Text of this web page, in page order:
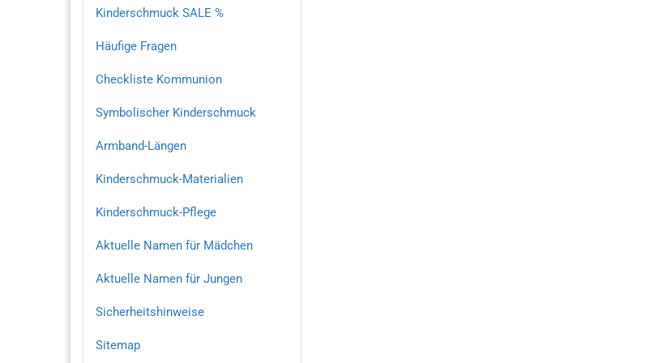
Kinderschmuck SALE %
Häufige Fragen
Checkliste Kommunion
Symbolischer Kinderschmuck
Armband-Längen
Kinderschmuck-Materialien
Kinderschmuck-Pflege
Aktuelle Namen für Mädchen
Aktuelle Namen für Jungen
Sicherheitshinweise
Sitemap